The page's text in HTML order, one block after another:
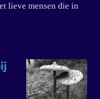
lieve mensen die in